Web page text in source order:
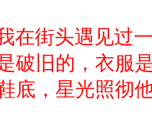
在街头遇见过
破旧的，衣服
底，星光照彻